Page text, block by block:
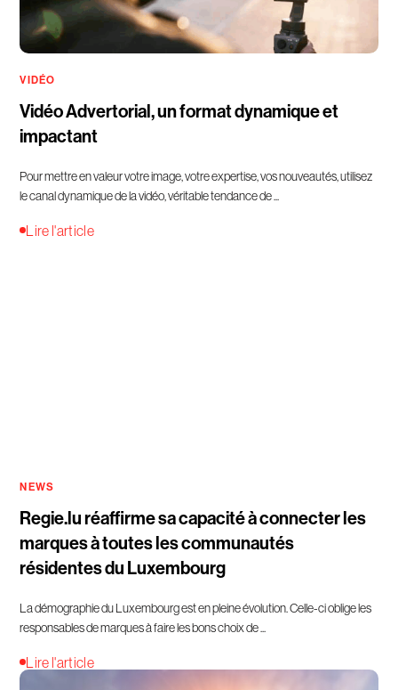
VIDÉO
Vidéo Advertorial, un format dynamique et
impactant
Pour mettre en valeur votre image, votre expertise, vos nouveautés, utilisez
le canal dynamique de la vidéo, véritable tendance de ...
Lire l'article
NEWS
Regie.lu réaffirme sa capacité à connecter les
marques à toutes les communautés
résidentes du Luxembourg
La démographie du Luxembourg est en pleine évolution. Celle-ci oblige les
responsables de marques à faire les bons choix de ...
Lire l'article